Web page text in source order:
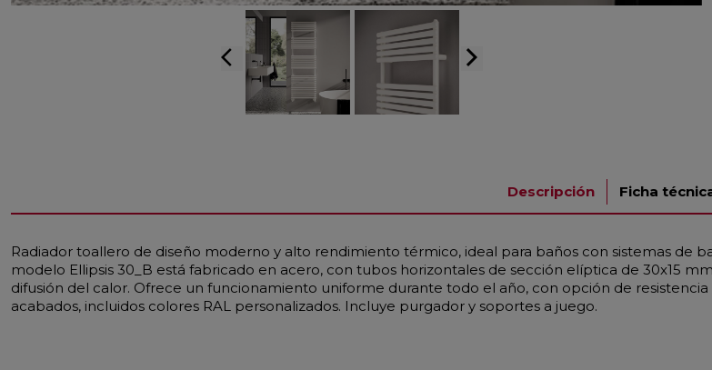
arrow_back_ios arrow_forward_ios
Descripción Ficha
Radiador toallero de diseño moderno y alto rendimiento térmico, ideal para baños con sistemas de
modelo Ellipsis 30_B está fabricado en acero, con tubos horizontales de sección elíptica de 30x15
difusión del calor. Ofrece un funcionamiento uniforme durante todo el año, con opción de
acabados, incluidos colores RAL personalizados. Incluye purgador y soportes a juego.